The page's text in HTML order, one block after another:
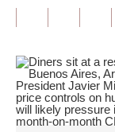
Editorial
Pregunta de hoy
Blogs
Tendencias